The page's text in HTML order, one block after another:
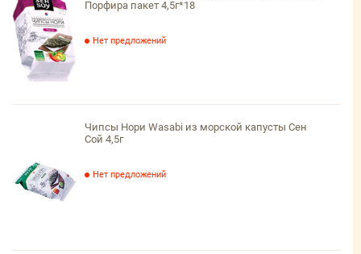
Порфира пакет 4,5г*18
Нет предложений
Чипсы Нори Wasabi из морской капусты Сен
Сой 4,5г
Нет предложений